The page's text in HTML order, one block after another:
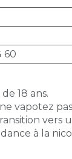
60
18 ans.
vapotez
vers
à la